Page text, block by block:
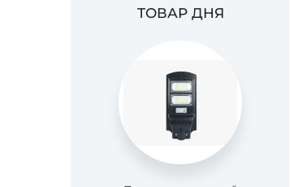
ТОВАР ДНЯ